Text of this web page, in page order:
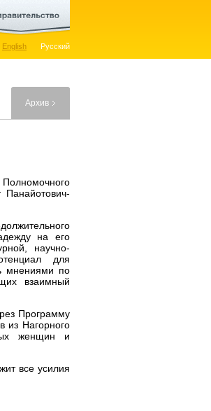
English Русский
Архив
на его
научно-
для
мнениями по
взаимный
Программу
из Нагорного
женщин и
все усилия